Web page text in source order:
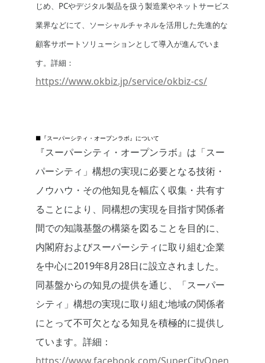
じめ、PCやデジタル製品を扱う製造業やネットサービス
業界などにて、ソーシャルチャネルを活用した先進的な
顧客サポートソリューションとして導入が進んでいま
す。詳細：
https://www.okbiz.jp/service/okbiz-cs/
■『スーパーシティ・オープンラボ』について
『スーパーシティ・オープンラボ』は「スー
パーシティ」構想の実現に必要となる技術・
ノウハウ・その他知見を幅広く収集・共有す
ることにより、同構想の実現を目指す関係者
間での知識基盤の構築を図ることを目的に、
内閣府およびスーパーシティに取り組む企業
を中心に2019年8月28日に設立されました。
同基盤からの知見の提供を通じ、「スーパー
シティ」構想の実現に取り組む地域の関係者
にとって不可欠となる知見を積極的に提供し
ています。詳細：